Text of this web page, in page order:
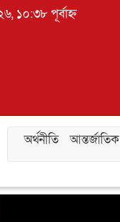
১০:৩৮ পূর্বাহ্ন
অর্থনীতি আন্তর্জাতিক